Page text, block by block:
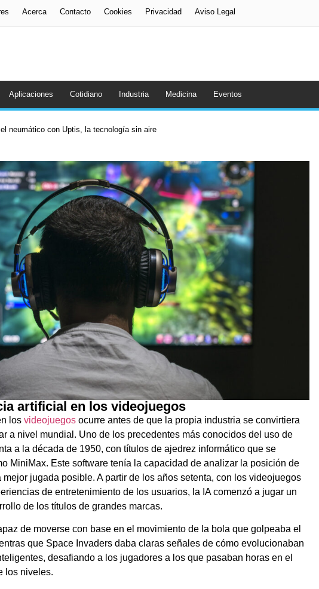
Acerca Contacto Cookies Privacidad Aviso Legal
Aplicaciones Cotidiano Industria Medicina Eventos
neumático con Uptis, la tecnología sin aire
artificial en los videojuegos
los videojuegos ocurre antes de que la propia industria se convirtiera
a nivel mundial. Uno de los precedentes más conocidos del uso de
a la década de 1950, con títulos de ajedrez informático que se
MiniMax. Este software tenía la capacidad de analizar la posición de
jugada posible. A partir de los años setenta, con los videojuegos
de entretenimiento de los usuarios, la IA comenzó a jugar un
de los títulos de grandes marcas.
de moverse con base en el movimiento de la bola que golpeaba el
que Space Invaders daba claras señales de cómo evolucionaban
desafiando a los jugadores a los que pasaban horas en el
los niveles.